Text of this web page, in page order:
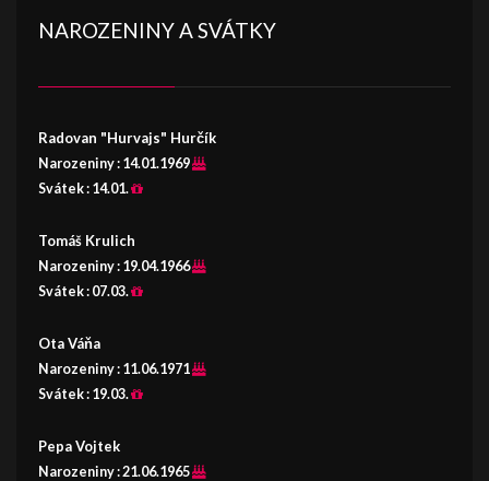
NAROZENINY A SVÁTKY
Radovan "Hurvajs" Hurčík
Narozeniny : 14.01.1969
Svátek : 14.01.
Tomáš Krulich
Narozeniny : 19.04.1966
Svátek : 07.03.
Ota Váňa
Narozeniny : 11.06.1971
Svátek : 19.03.
Pepa Vojtek
Narozeniny :21.06.1965